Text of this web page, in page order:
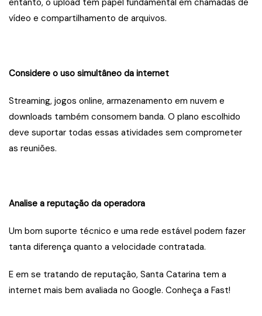
entanto, o upload tem papel fundamental em chamadas de
vídeo e compartilhamento de arquivos.
Considere o uso simultâneo da internet
Streaming, jogos online, armazenamento em nuvem e
downloads também consomem banda. O plano escolhido
deve suportar todas essas atividades sem comprometer
as reuniões.
Analise a reputação da operadora
Um bom suporte técnico e uma rede estável podem fazer
tanta diferença quanto a velocidade contratada.
E em se tratando de reputação, Santa Catarina tem a
internet mais bem avaliada no Google. Conheça a Fast!